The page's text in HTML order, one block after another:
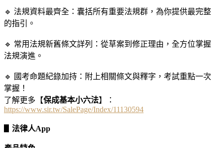
🔹 法規資料最齊全：囊括所有重要法規群，為你提供最完整
的指引。
🔹 常用法規新舊條文詳列：從草案到修正理由，全方位掌握
法規演進。
🔹 國考命題紀錄加持：附上相關條文與釋字，考試重點一次
掌握！
了解更多【保成基本小六法】：
https://www.sir.tw/SalePage/Index/11130594
法律人App